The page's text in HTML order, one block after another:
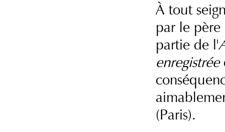
À tout
par le père
partie de l'
enregistrée
(Paris).